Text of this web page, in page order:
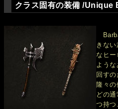
クラス固有の装備 /
きな
なヒ
ような
回す
隆々
どの
つ持つ